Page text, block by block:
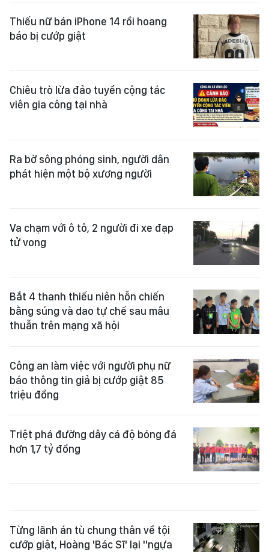
Thiếu nữ bán iPhone 14 rồi hoang
báo bị cướp giật
Chiêu trò lừa đảo tuyển cộng tác
viên gia công tại nhà
Ra bờ sông phóng sinh, người dân
phát hiện một bộ xương người
Va chạm với ô tô, 2 người đi xe đạp
tử vong
Bắt 4 thanh thiếu niên hỗn chiến
bằng súng và dao tự chế sau mâu
thuẫn trên mạng xã hội
Công an làm việc với người phụ nữ
báo thông tin giả bị cướp giật 85
triệu đồng
Triệt phá đường dây cá độ bóng đá
hơn 1,7 tỷ đồng
Từng lãnh án tù chung thân về tội
cướp giật, Hoàng 'Bác Sĩ' lại "ngựa